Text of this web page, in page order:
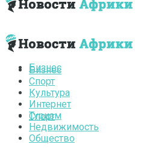
Бизнес
Спорт
Бизнес
Спорт
Культура
Интернет
Туризм
Недвижимость
Общество